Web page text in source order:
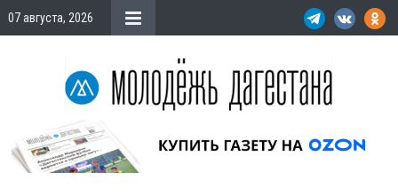
07 августа, 2026